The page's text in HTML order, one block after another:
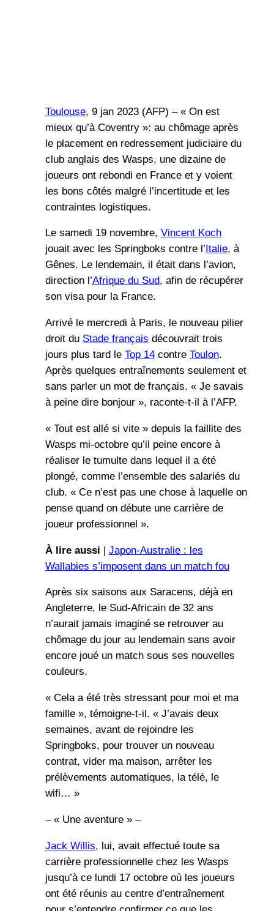
Toulouse, 9 jan 2023 (AFP) – « On est
mieux qu’à Coventry »: au chômage après
le placement en redressement judiciaire du
club anglais des Wasps, une dizaine de
joueurs ont rebondi en France et y voient
les bons côtés malgré l’incertitude et les
contraintes logistiques.
Le samedi 19 novembre, Vincent Koch
jouait avec les Springboks contre l’ Italie, à
Gênes. Le lendemain, il était dans l’avion,
direction l’Afrique du Sud, afin de récupérer
son visa pour la France.
Arrivé le mercredi à Paris, le nouveau pilier
droit du Stade français découvrait trois
jours plus tard le Top 14contre Toulon.
Après quelques entraînements seulement et
sans parler un mot de français. « Je savais
à peine dire bonjour », raconte-t-il à l’AFP.
« Tout est allé si vite » depuis la faillite des
Wasps mi-octobre qu’il peine encore à
réaliser le tumulte dans lequel il a été
plongé, comme l’ensemble des salariés du
club. « Ce n’est pas une chose à laquelle on
pense quand on débute une carrière de
joueur professionnel ».
À lire aussi | Japon-Australie : les
Wallabies s’imposent dans un match fou
Après six saisons aux Saracens, déjà en
Angleterre, le Sud-Africain de 32 ans
n’aurait jamais imaginé se retrouver au
chômage du jour au lendemain sans avoir
encore joué un match sous ses nouvelles
couleurs.
« Cela a été très stressant pour moi et ma
famille », témoigne-t-il. « J’avais deux
semaines, avant de rejoindre les
Springboks, pour trouver un nouveau
contrat, vider ma maison, arrêter les
prélèvements automatiques, la télé, le
wifi… »
– « Une aventure » –
Jack Willis, lui, avait effectué toute sa
carrière professionnelle chez les Wasps
jusqu’à ce lundi 17 octobre où les joueurs
ont été réunis au centre d’entraînement